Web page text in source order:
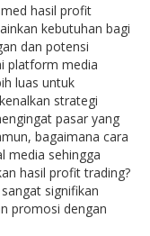
hasil profit
kebutuhan bagi
dan potensi
platform media
luas untuk
strategi
pasar yang
bagaimana cara
media sehingga
hasil profit trading?
signifikan
promosi dengan